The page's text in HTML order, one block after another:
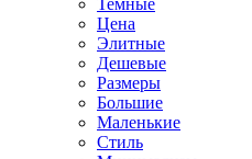
Темные
Цена
Элитные
Дешевые
Размеры
Большие
Маленькие
Стиль